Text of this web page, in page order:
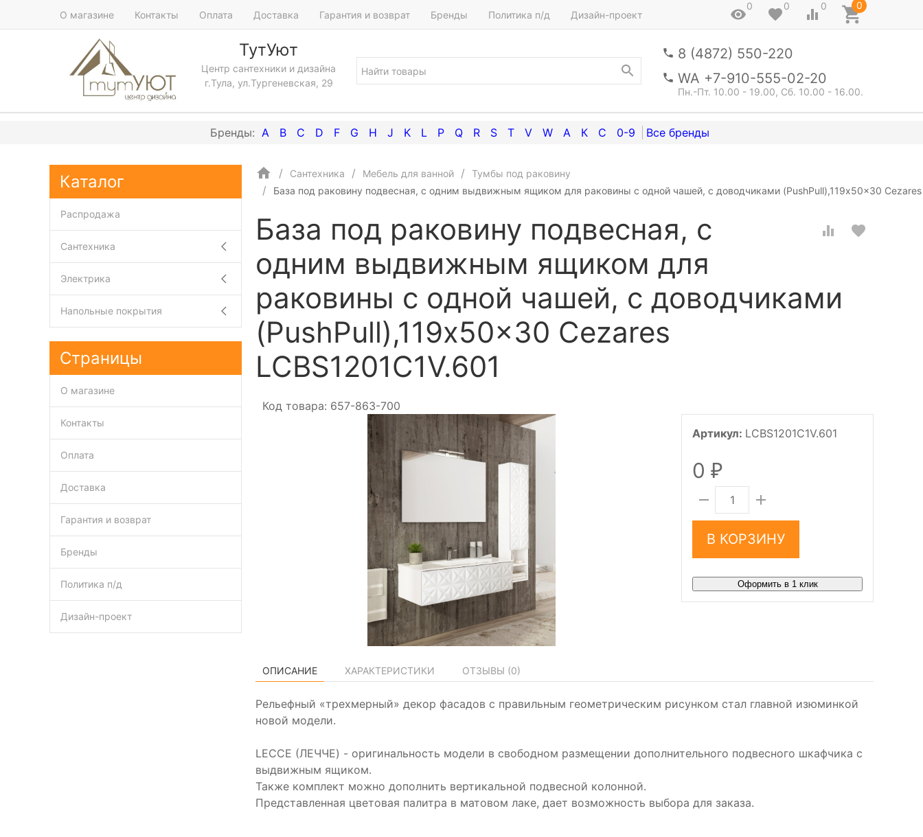
О магазине Контакты Оплата Доставка Гарантия и возврат Бренды Политика п/д Дизайн-проект
0 0 0 0
ТутУют
Центр сантехники и дизайна
г.Тула, ул.Тургеневская, 29
8 (4872) 550-220
WA +7-910-555-02-20
Пн.-Пт. 10.00 - 19.00, Сб. 10.00 - 16.00.
A B C D F G H J K L P Q R S T V W А К С 0-9
Сантехника Мебель для ванной
Тумбы под раковину
База под раковину подвесная, с одним выдвижным ящиком для раковины с одной чашей, с доводчиками (PushPull),119x50x30 Cezares
База под раковину подвесная, с
одним выдвижным ящиком для
раковины с одной чашей, с доводчиками
(PushPull),119x50x30 Cezares
LCBS1201C1V.601
Код товара: 657-863-700
Артикул: LCBS1201C1V.601
0 ₽
В КОРЗИНУ
Оформить в 1 клик
ОПИСАНИЕ ХАРАКТЕРИСТИКИ ОТЗЫВЫ (0)
Рельефный «трехмерный» декор фасадов с правильным геометрическим рисунком стал главной изюминкой
новой модели.
LECCE (ЛЕЧЧЕ) - оригинальность модели в свободном размещении дополнительного подвесного шкафчика с
выдвижным ящиком.
Также комплект можно дополнить вертикальной подвесной колонной.
Представленная цветовая палитра в матовом лаке, дает возможность выбора для заказа.
Каталог
Распродажа
Сантехника
Электрика
Напольные покрытия
Страницы
О магазине
Контакты
Оплата
Доставка
Гарантия и возврат
Бренды
Политика п/д
Дизайн-проект